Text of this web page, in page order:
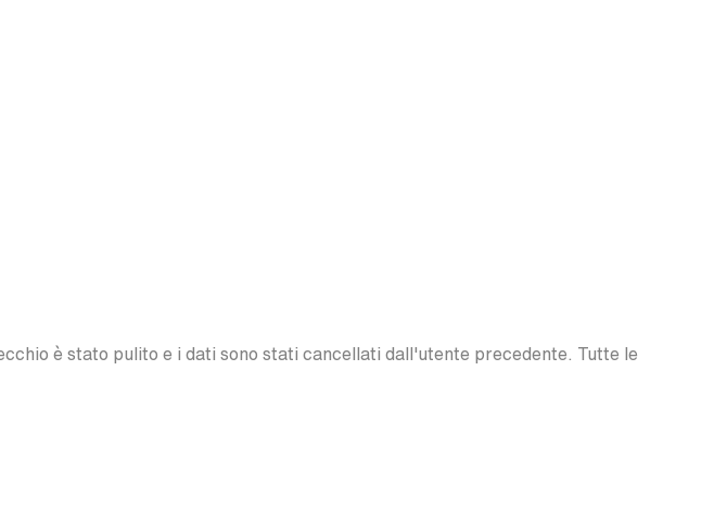
è stato pulito e i dati sono stati cancellati dall'utente precedente. Tutte le